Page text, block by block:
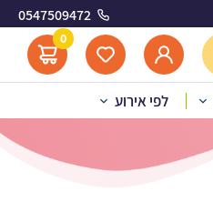
0547509472
0
לפי אירוע